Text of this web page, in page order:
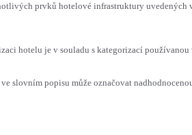
prvků hotelové infrastruktury uvedených
hotelu je v souladu s kategorizací
slovním popisu může označovat